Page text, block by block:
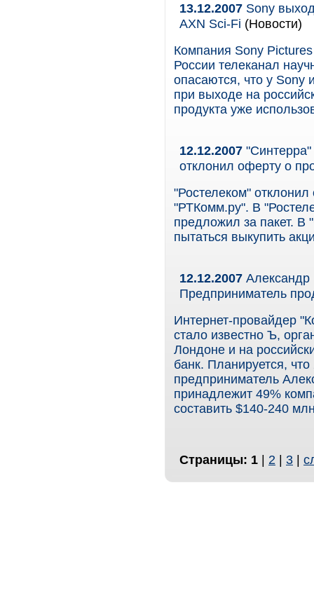
13.12.2007 Sony
AXN Sci-Fi (Новости)
Компания Sony
России телеканал
опасаются, что у Sony
при выходе на
продукта уже
12.12.2007
отклонил оферту о
"Ростелеком"
"РТКомм.ру". В
предложил за пакет. В
пытаться выкупить
12.12.2007 Александр
Предприниматель
Интернет-провайдер
стало известно Ъ,
Лондоне и на
банк. Планируется,
предприниматель
принадлежит 49%
составить $140-240
Страницы: 1 | 2 | 3 |